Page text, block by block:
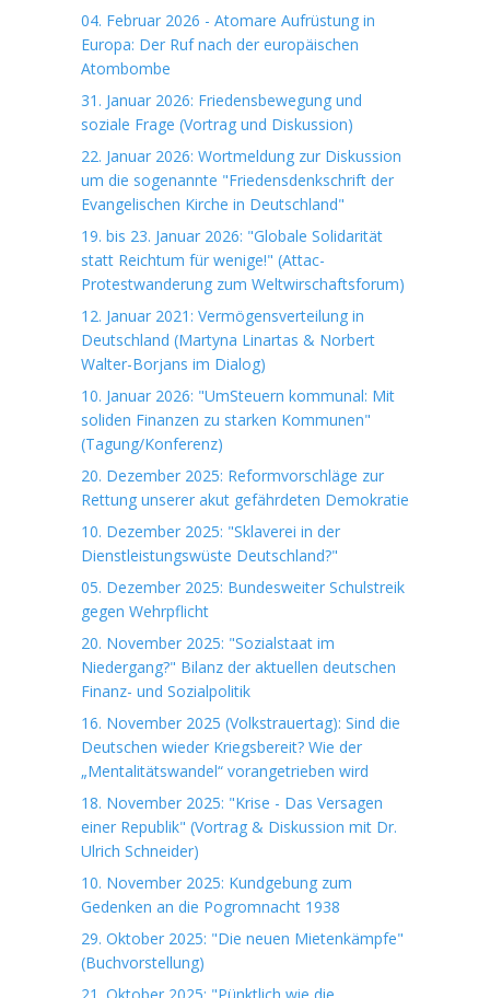
04. Februar 2026 - Atomare Aufrüstung in
Europa: Der Ruf nach der europäischen
Atombombe
31. Januar 2026: Friedensbewegung und
soziale Frage (Vortrag und Diskussion)
22. Januar 2026: Wortmeldung zur Diskussion
um die sogenannte "Friedensdenkschrift der
Evangelischen Kirche in Deutschland"
19. bis 23. Januar 2026: "Globale Solidarität
statt Reichtum für wenige!" (Attac-
Protestwanderung zum Weltwirschaftsforum)
12. Januar 2021: Vermögensverteilung in
Deutschland (Martyna Linartas & Norbert
Walter-Borjans im Dialog)
10. Januar 2026: "UmSteuern kommunal: Mit
soliden Finanzen zu starken Kommunen"
(Tagung/Konferenz)
20. Dezember 2025: Reformvorschläge zur
Rettung unserer akut gefährdeten Demokratie
10. Dezember 2025: "Sklaverei in der
Dienstleistungswüste Deutschland?"
05. Dezember 2025: Bundesweiter Schulstreik
gegen Wehrpflicht
20. November 2025: "Sozialstaat im
Niedergang?" Bilanz der aktuellen deutschen
Finanz- und Sozialpolitik
16. November 2025 (Volkstrauertag): Sind die
Deutschen wieder Kriegsbereit? Wie der
„Mentalitätswandel“ vorangetrieben wird
18. November 2025: "Krise - Das Versagen
einer Republik" (Vortrag & Diskussion mit Dr.
Ulrich Schneider)
10. November 2025: Kundgebung zum
Gedenken an die Pogromnacht 1938
29. Oktober 2025: "Die neuen Mietenkämpfe"
(Buchvorstellung)